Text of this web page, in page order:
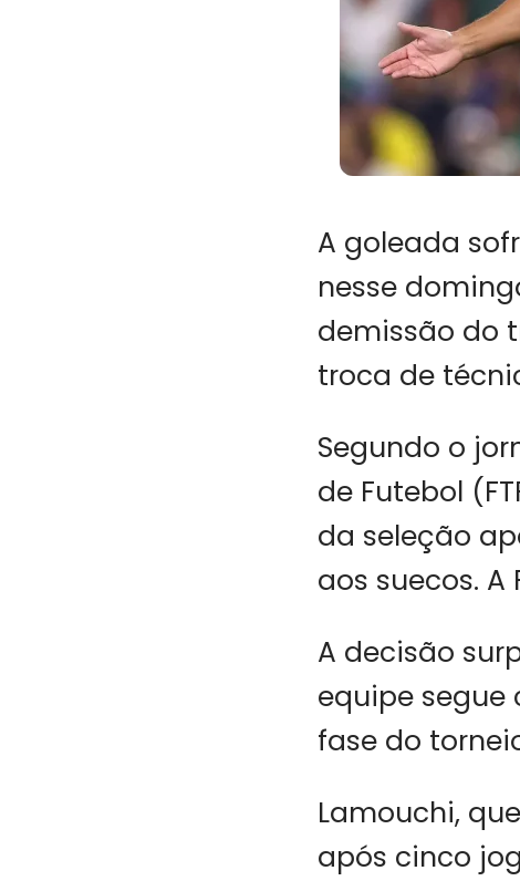
A goleada
nesse
demissão do
troca de
Segundo o
de Futebol
da seleção
aos suecos.
A decisão
equipe
fase do
Lamouchi,
após cinco